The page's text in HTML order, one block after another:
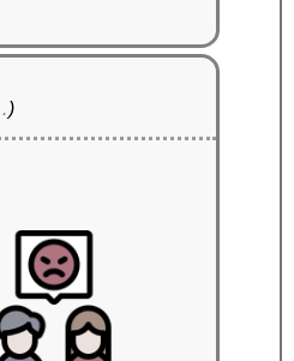
)